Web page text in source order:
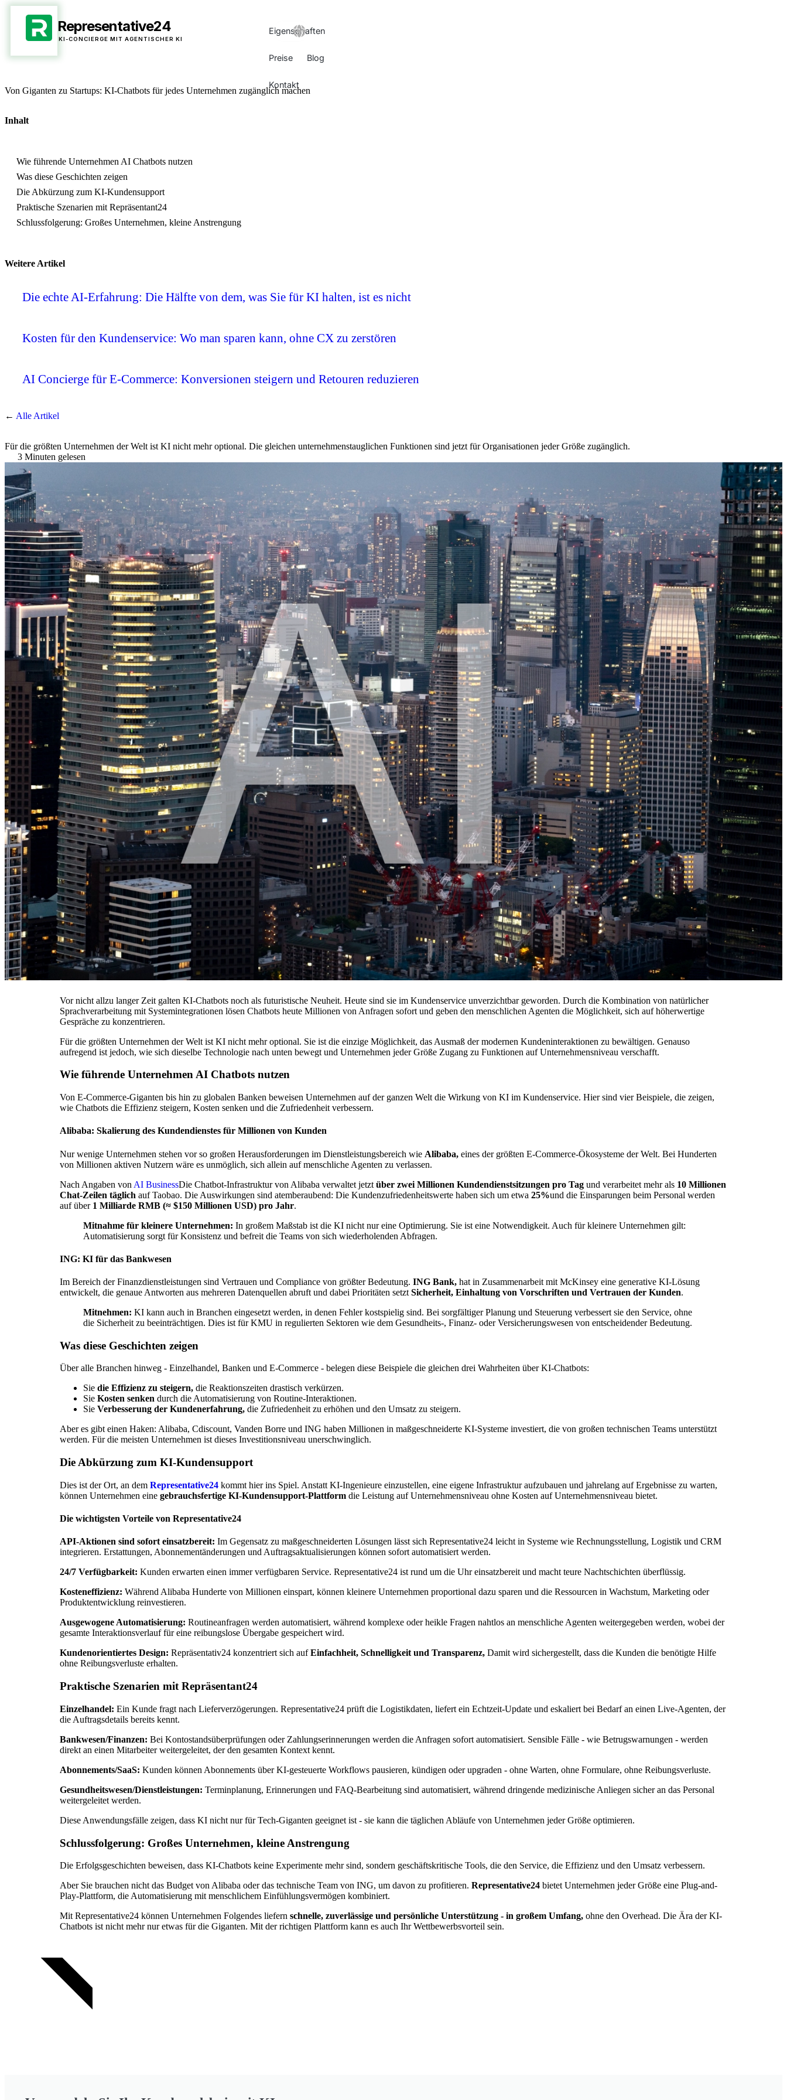
Representative24
KI-CONCIERGE MIT AGENTISCHER KI
Eigenschaften
Preise Blog
Kontakt
GO!
Von Giganten zu Startups: KI-Chatbots für jedes Unternehmen zugänglich machen
Inhalt
Wie führende Unternehmen AI Chatbots nutzen
Was diese Geschichten zeigen
Die Abkürzung zum KI-Kundensupport
Praktische Szenarien mit Repräsentant24
Schlussfolgerung: Großes Unternehmen, kleine Anstrengung
Weitere Artikel
Die echte AI-Erfahrung: Die Hälfte von dem, was Sie für KI halten, ist es nicht
Kosten für den Kundenservice: Wo man sparen kann, ohne CX zu zerstören
AI Concierge für E-Commerce: Konversionen steigern und Retouren reduzieren
← Alle Artikel
Für die größten Unternehmen der Welt ist KI nicht mehr optional. Die gleichen unternehmenstauglichen Funktionen sind jetzt für Organisationen jeder Größe zugänglich.
3 Minuten gelesen
Vor nicht allzu langer Zeit galten KI-Chatbots noch als futuristische Neuheit. Heute sind sie im Kundenservice unverzichtbar geworden. Durch die Kombination von natürlicher
Sprachverarbeitung mit Systemintegrationen lösen Chatbots heute Millionen von Anfragen sofort und geben den menschlichen Agenten die Möglichkeit, sich auf höherwertige
Gespräche zu konzentrieren.
Für die größten Unternehmen der Welt ist KI nicht mehr optional. Sie ist die einzige Möglichkeit, das Ausmaß der modernen Kundeninteraktionen zu bewältigen. Genauso
aufregend ist jedoch, wie sich dieselbe Technologie nach unten bewegt und Unternehmen jeder Größe Zugang zu Funktionen auf Unternehmensniveau verschafft.
Wie führende Unternehmen AI Chatbots nutzen
Von E-Commerce-Giganten bis hin zu globalen Banken beweisen Unternehmen auf der ganzen Welt die Wirkung von KI im Kundenservice. Hier sind vier Beispiele, die zeigen,
wie Chatbots die Effizienz steigern, Kosten senken und die Zufriedenheit verbessern.
Alibaba: Skalierung des Kundendienstes für Millionen von Kunden
Nur wenige Unternehmen stehen vor so großen Herausforderungen im Dienstleistungsbereich wie Alibaba, eines der größten E-Commerce-Ökosysteme der Welt. Bei Hunderten
von Millionen aktiven Nutzern wäre es unmöglich, sich allein auf menschliche Agenten zu verlassen.
Nach Angaben von AI BusinessDie Chatbot-Infrastruktur von Alibaba verwaltet jetzt über zwei Millionen Kundendienstsitzungen pro Tag und verarbeitet mehr als 10 Millionen
Chat-Zeilen täglich auf Taobao. Die Auswirkungen sind atemberaubend: Die Kundenzufriedenheitswerte haben sich um etwa 25%und die Einsparungen beim Personal werden
auf über 1 Milliarde RMB (≈ $150 Millionen USD) pro Jahr.
Mitnahme für kleinere Unternehmen: In großem Maßstab ist die KI nicht nur eine Optimierung. Sie ist eine Notwendigkeit. Auch für kleinere Unternehmen gilt:
Automatisierung sorgt für Konsistenz und befreit die Teams von sich wiederholenden Abfragen.
ING: KI für das Bankwesen
Im Bereich der Finanzdienstleistungen sind Vertrauen und Compliance von größter Bedeutung. ING Bank, hat in Zusammenarbeit mit McKinsey eine generative KI-Lösung
entwickelt, die genaue Antworten aus mehreren Datenquellen abruft und dabei Prioritäten setzt Sicherheit, Einhaltung von Vorschriften und Vertrauen der Kunden.
Mitnehmen: KI kann auch in Branchen eingesetzt werden, in denen Fehler kostspielig sind. Bei sorgfältiger Planung und Steuerung verbessert sie den Service, ohne
die Sicherheit zu beeinträchtigen. Dies ist für KMU in regulierten Sektoren wie dem Gesundheits-, Finanz- oder Versicherungswesen von entscheidender Bedeutung.
Was diese Geschichten zeigen
Über alle Branchen hinweg - Einzelhandel, Banken und E-Commerce - belegen diese Beispiele die gleichen drei Wahrheiten über KI-Chatbots:
Sie die Effizienz zu steigern, die Reaktionszeiten drastisch verkürzen.
Sie Kosten senken durch die Automatisierung von Routine-Interaktionen.
Sie Verbesserung der Kundenerfahrung, die Zufriedenheit zu erhöhen und den Umsatz zu steigern.
Aber es gibt einen Haken: Alibaba, Cdiscount, Vanden Borre und ING haben Millionen in maßgeschneiderte KI-Systeme investiert, die von großen technischen Teams unterstützt
werden. Für die meisten Unternehmen ist dieses Investitionsniveau unerschwinglich.
Die Abkürzung zum KI-Kundensupport
Dies ist der Ort, an dem Representative24 kommt hier ins Spiel. Anstatt KI-Ingenieure einzustellen, eine eigene Infrastruktur aufzubauen und jahrelang auf Ergebnisse zu warten,
können Unternehmen eine gebrauchsfertige KI-Kundensupport-Plattform die Leistung auf Unternehmensniveau ohne Kosten auf Unternehmensniveau bietet.
Die wichtigsten Vorteile von Representative24
API-Aktionen sind sofort einsatzbereit: Im Gegensatz zu maßgeschneiderten Lösungen lässt sich Representative24 leicht in Systeme wie Rechnungsstellung, Logistik und CRM
integrieren. Erstattungen, Abonnementänderungen und Auftragsaktualisierungen können sofort automatisiert werden.
24/7 Verfügbarkeit: Kunden erwarten einen immer verfügbaren Service. Representative24 ist rund um die Uhr einsatzbereit und macht teure Nachtschichten überflüssig.
Kosteneffizienz: Während Alibaba Hunderte von Millionen einspart, können kleinere Unternehmen proportional dazu sparen und die Ressourcen in Wachstum, Marketing oder
Produktentwicklung reinvestieren.
Ausgewogene Automatisierung: Routineanfragen werden automatisiert, während komplexe oder heikle Fragen nahtlos an menschliche Agenten weitergegeben werden, wobei der
gesamte Interaktionsverlauf für eine reibungslose Übergabe gespeichert wird.
Kundenorientiertes Design: Repräsentativ24 konzentriert sich aufEinfachheit, Schnelligkeit und Transparenz, Damit wird sichergestellt, dass die Kunden die benötigte Hilfe
ohne Reibungsverluste erhalten.
Praktische Szenarien mit Repräsentant24
Einzelhandel: Ein Kunde fragt nach Lieferverzögerungen. Representative24 prüft die Logistikdaten, liefert ein Echtzeit-Update und eskaliert bei Bedarf an einen Live-Agenten, der
die Auftragsdetails bereits kennt.
Bankwesen/Finanzen: Bei Kontostandsüberprüfungen oder Zahlungserinnerungen werden die Anfragen sofort automatisiert. Sensible Fälle - wie Betrugswarnungen - werden
direkt an einen Mitarbeiter weitergeleitet, der den gesamten Kontext kennt.
Abonnements/SaaS: Kunden können Abonnements über KI-gesteuerte Workflows pausieren, kündigen oder upgraden - ohne Warten, ohne Formulare, ohne Reibungsverluste.
Gesundheitswesen/Dienstleistungen: Terminplanung, Erinnerungen und FAQ-Bearbeitung sind automatisiert, während dringende medizinische Anliegen sicher an das Personal
weitergeleitet werden.
Diese Anwendungsfälle zeigen, dass KI nicht nur für Tech-Giganten geeignet ist - sie kann die täglichen Abläufe von Unternehmen jeder Größe optimieren.
Schlussfolgerung: Großes Unternehmen, kleine Anstrengung
Die Erfolgsgeschichten beweisen, dass KI-Chatbots keine Experimente mehr sind, sondern geschäftskritische Tools, die den Service, die Effizienz und den Umsatz verbessern.
Aber Sie brauchen nicht das Budget von Alibaba oder das technische Team von ING, um davon zu profitieren. Representative24 bietet Unternehmen jeder Größe eine Plug-and-
Play-Plattform, die Automatisierung mit menschlichem Einfühlungsvermögen kombiniert.
Mit Representative24 können Unternehmen Folgendes liefern schnelle, zuverlässige und persönliche Unterstützung - in großem Umfang, ohne den Overhead. Die Ära der KI-
Chatbots ist nicht mehr nur etwas für die Giganten. Mit der richtigen Plattform kann es auch Ihr Wettbewerbsvorteil sein.
TRY FOR FREE